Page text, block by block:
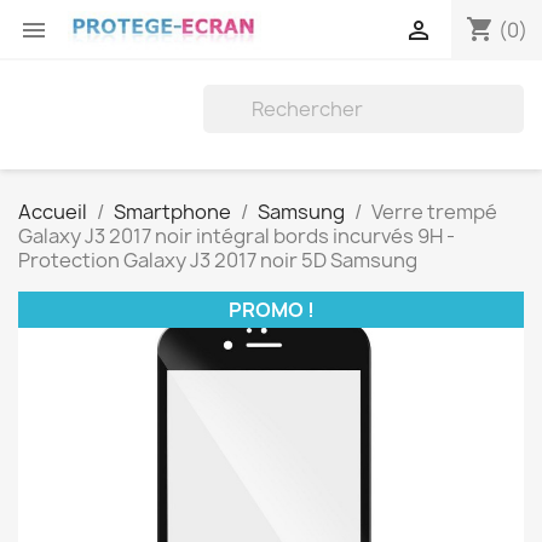
 shopping_cart (0)

Accueil Smartphone Samsung
Verre trempé
Galaxy J3 2017 noir intégral bords incurvés 9H -
Protection Galaxy J3 2017 noir 5D Samsung
PROMO !